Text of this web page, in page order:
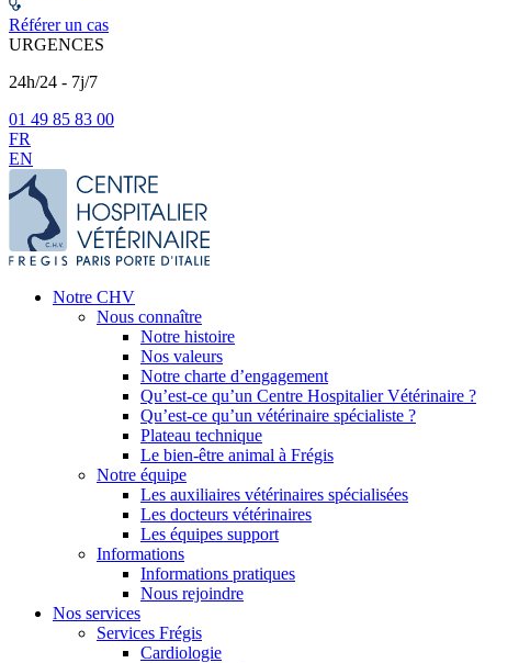
Référer un cas
URGENCES
24h/24 - 7j/7
01 49 85 83 00
FR
EN
Notre CHV
Nous connaître
Notre histoire
Nos valeurs
Notre charte d’engagement
Qu’est-ce qu’un Centre Hospitalier Vétérinaire ?
Qu’est-ce qu’un vétérinaire spécialiste ?
Plateau technique
Le bien-être animal à Frégis
Notre équipe
Les auxiliaires vétérinaires spécialisées
Les docteurs vétérinaires
Les équipes support
Informations
Informations pratiques
Nous rejoindre
Nos services
Services Frégis
Cardiologie